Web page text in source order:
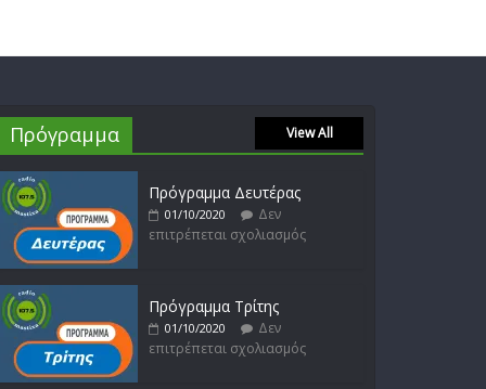
επιτρέπεται σχολιασμός
Νίκος Ζιώγαλας
27/01/2023
Δεν
επιτρέπεται σχολιασμός
επιτρέπεται σχολιασμός
Πρόγραμμα View All
Πρόγραμμα Δευτέρας
01/10/2020
Δεν
επιτρέπεται σχολιασμός
Πρόγραμμα Τρίτης
01/10/2020
Δεν
επιτρέπεται σχολιασμός